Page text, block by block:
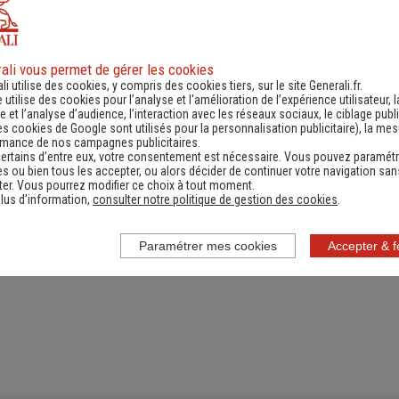
d'information
une actualité,
réglementation...)
Contacter un
(Obtenir un devis,
information, faire un
vous permet de gérer les cookies
utilise des cookies, y compris des cookies tiers, sur le site Generali.fr.
utilise des cookies pour l’analyse et l'amélioration de l’expérience utilisateur,
et l’analyse d’audience, l’interaction avec les réseaux sociaux, le ciblage
cookies de Google sont utilisés pour la personnalisation publicitaire), la
de nos campagnes publicitaires.
d’entre eux, votre consentement est nécessaire. Vous pouvez
ou bien tous les accepter, ou alors décider de continuer votre navigation
Vous pourrez modifier ce choix à tout moment.
d’information, consulter notre politique de gestion des cookies
Accepter &
Paramétrer mes cookies